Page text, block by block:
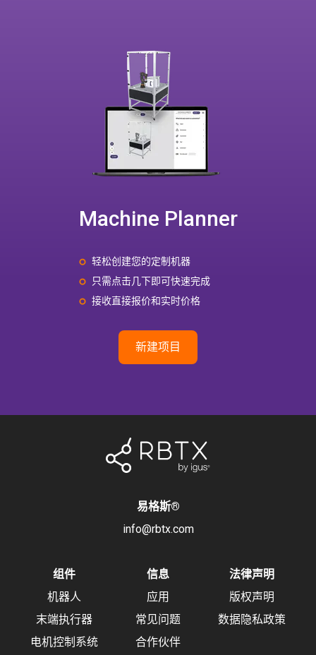
Machine Planner
轻松创建您的定制机器
只需点击几下即可快速完成
接收直接报价和实时价格
新建项目
易格斯®
info@rbtx.com
组件
机器人
末端执行器
电机控制系统
信息
应用
常见问题
合作伙伴
法律声明
版权声明
数据隐私政策